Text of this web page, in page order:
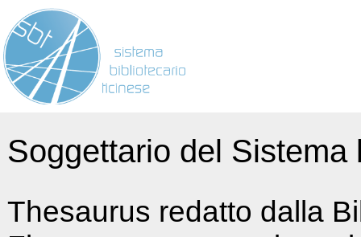
Soggettario del
Thesaurus redatto dalla